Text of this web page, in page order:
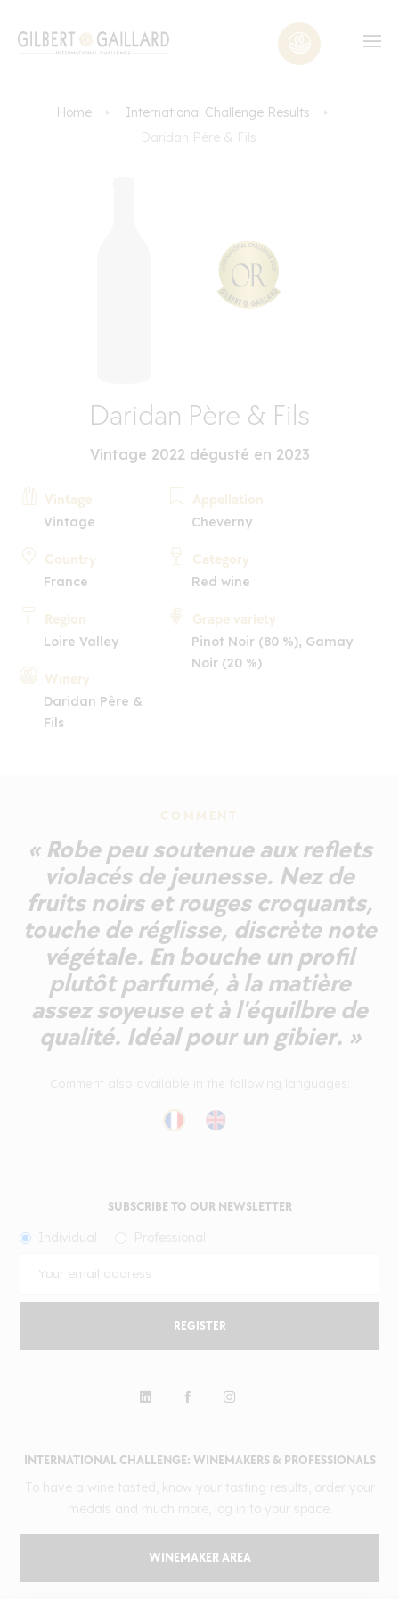
Home
International Challenge Results
Daridan Père & Fils
Daridan Père & Fils
Vintage 2022 dégusté en 2023
Vintage
Vintage
Country
France
Region
Loire Valley
Winery
Daridan Père &
Fils
Appellation
Cheverny
Category
Red wine
Grape variety
Pinot Noir (80 %), Gamay
Noir (20 %)
COMMENT
« Robe peu soutenue aux reflets
violacés de jeunesse. Nez de
fruits noirs et rouges croquants,
touche de réglisse, discrète note
végétale. En bouche un profil
plutôt parfumé, à la matière
assez soyeuse et à l'équilbre de
qualité. Idéal pour un gibier. »
INTERNATIONAL CHALLENGE: WINEMAKERS & PROFESSIONALS
WINEMAKER AREA
SUBSCRIBE TO OUR NEWSLETTER
REGISTER